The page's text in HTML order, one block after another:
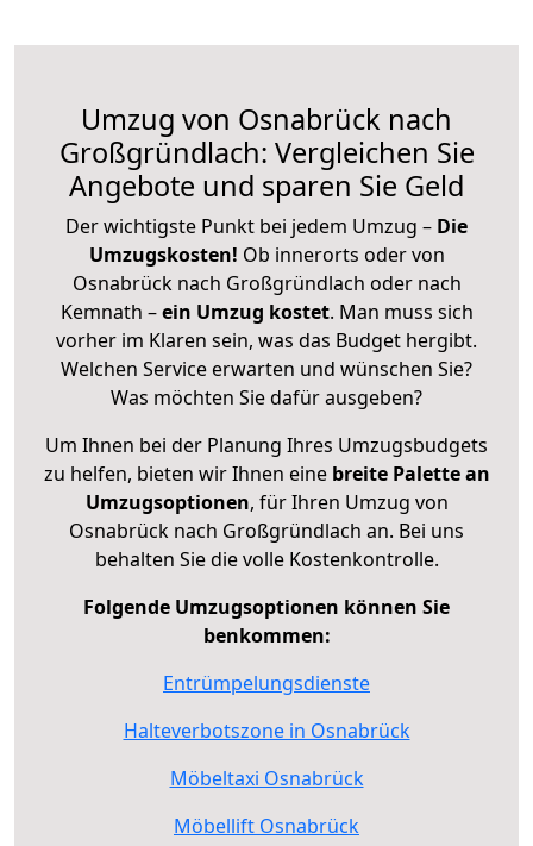
Umzug von Osnabrück nach
Großgründlach: Vergleichen Sie
Angebote und sparen Sie Geld
Der wichtigste Punkt bei jedem Umzug – Die
Umzugskosten! Ob innerorts oder von
Osnabrück nach Großgründlach oder nach
Kemnath –ein Umzug kostet. Man muss sich
vorher im Klaren sein, was das Budget hergibt.
Welchen Service erwarten und wünschen Sie?
Was möchten Sie dafür ausgeben?
Um Ihnen bei der Planung Ihres Umzugsbudgets
zu helfen, bieten wir Ihnen eine breite Palette an
Umzugsoptionen, für Ihren Umzug von
Osnabrück nach Großgründlach an. Bei uns
behalten Sie die volle Kostenkontrolle.
Folgende Umzugsoptionen können Sie
benkommen:
Entrümpelungsdienste
Halteverbotszone in Osnabrück
Möbeltaxi Osnabrück
Möbellift Osnabrück